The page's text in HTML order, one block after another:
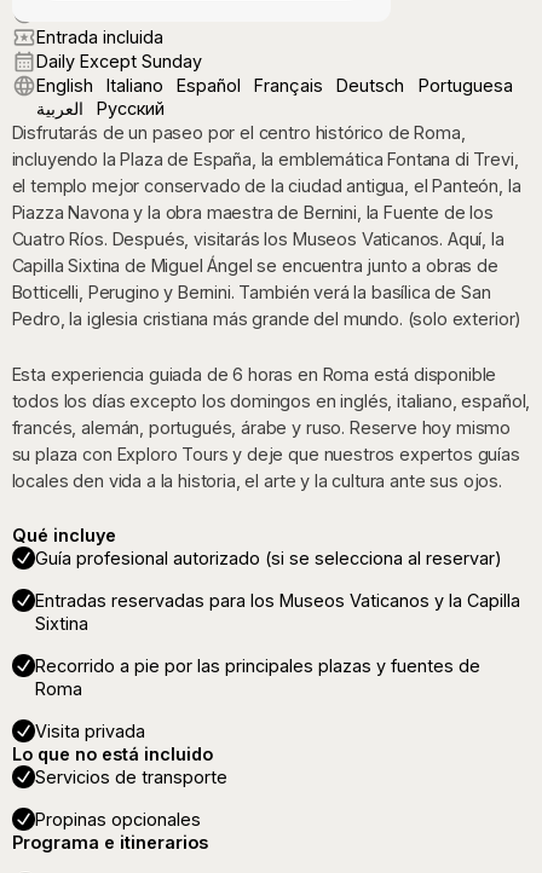
Entrada incluida
Daily Except Sunday
English
Italiano Español Français Deutsch
Portuguesa
العربية
Русский
Disfrutarás de un paseo por el centro histórico de Roma,
incluyendo la Plaza de España, la emblemática Fontana di Trevi,
el templo mejor conservado de la ciudad antigua, el Panteón, la
Piazza Navona y la obra maestra de Bernini, la Fuente de los
Cuatro Ríos. Después, visitarás los Museos Vaticanos. Aquí, la
Capilla Sixtina de Miguel Ángel se encuentra junto a obras de
Botticelli, Perugino y Bernini. También verá la basílica de San
Pedro, la iglesia cristiana más grande del mundo. (solo exterior)
Esta experiencia guiada de 6 horas en Roma está disponible
todos los días excepto los domingos en inglés, italiano, español,
francés, alemán, portugués, árabe y ruso. Reserve hoy mismo
su plaza con Exploro Tours y deje que nuestros expertos guías
locales den vida a la historia, el arte y la cultura ante sus ojos.
Qué incluye
Guía profesional autorizado (si se selecciona al reservar)
Entradas reservadas para los Museos Vaticanos y la Capilla
Sixtina
Recorrido a pie por las principales plazas y fuentes de
Roma
Visita privada
Lo que no está incluido
Servicios de transporte
Propinas opcionales
Programa e itinerarios